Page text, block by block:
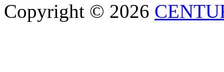
Copyright © 2026